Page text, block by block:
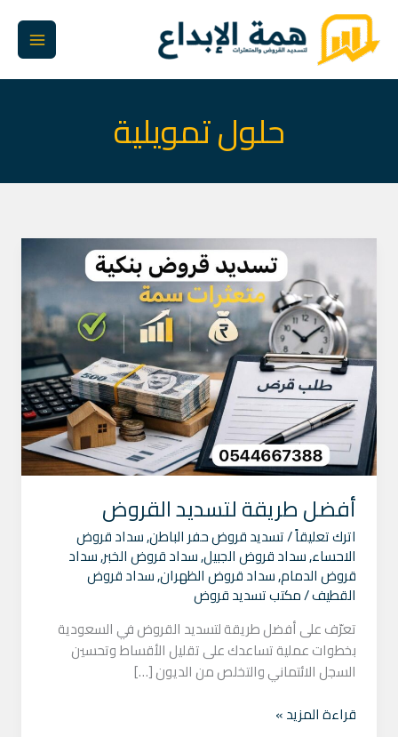
تخطي
المحتوى
حلول تمويلية
أفضل طريقة لتسديد القروض
اترك تعليقاً/تسديد قروض حفر الباطن,سداد قروض
الاحساء,سداد قروض الجبيل,سداد قروض الخبر,سداد
قروض الدمام,سداد قروض الظهران,سداد قروض
القطيف/مكتب تسديد قروض
تعرّف على أفضل طريقة لتسديد القروض في السعودية
بخطوات عملية تساعدك على تقليل الأقساط وتحسين
السجل الائتماني والتخلص من الديون […]
لتسديد
القروض
قراءة المزيد »